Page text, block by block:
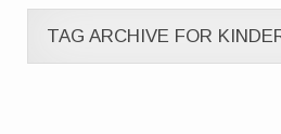
TAG ARCHIVE FOR